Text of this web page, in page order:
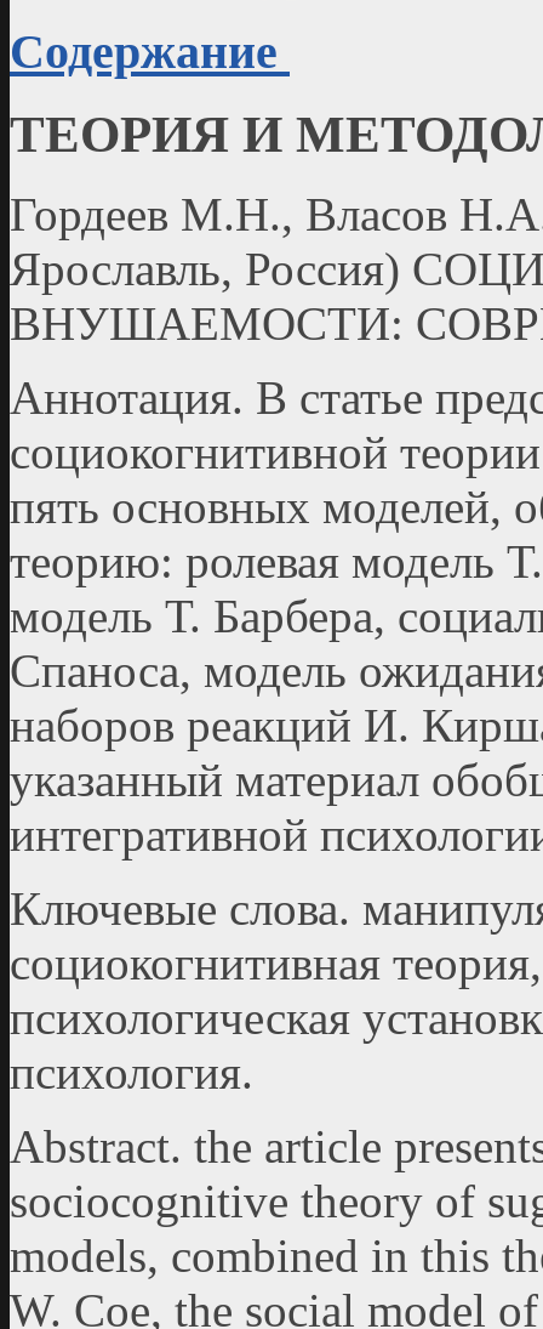
Содержание
ТЕОРИЯ И
Гордеев М.Н., Власов
Ярославль, Россия)
ВНУШАЕМОСТИ:
Аннотация. В статье
социокогнитивной
пять основных моделей,
теорию: ролевая модель
модель Т. Барбера,
Спаноса, модель
наборов реакций И.
указанный материал
интегративной
Ключевые слова.
социокогнитивная
психологическая
психология.
Abstract. the article
sociocognitive theory of
models, combined in this
W. Coe, the social model